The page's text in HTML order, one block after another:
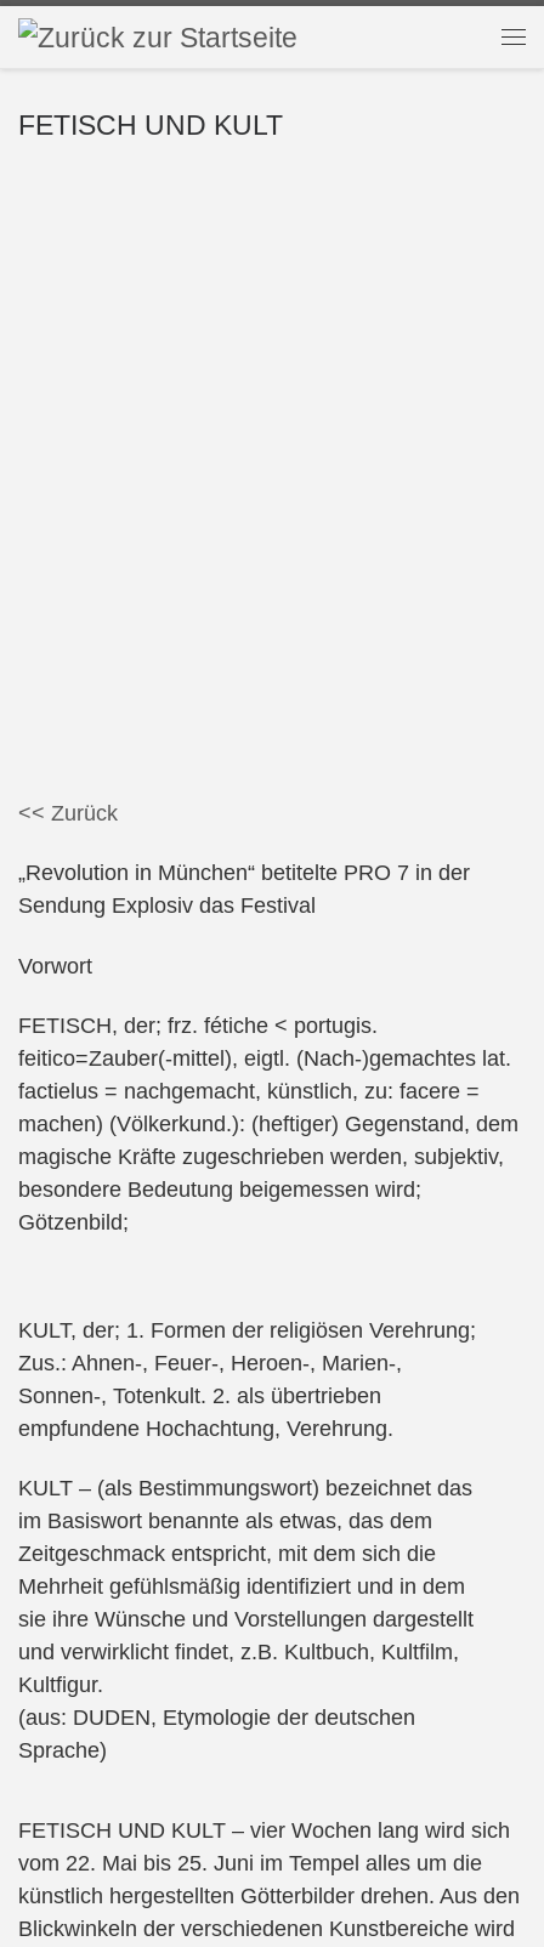
Zum Inhalt springen
FETISCH UND KULT
<< Zurück
„Revolution in München“ betitelte PRO 7 in der
Sendung Explosiv das Festival
Vorwort
FETISCH, der; frz. fétiche < portugis.
feitico=Zauber(-mittel), eigtl. (Nach-)gemachtes lat.
factielus = nachgemacht, künstlich, zu: facere =
machen) (Völkerkund.): (heftiger) Gegenstand, dem
magische Kräfte zugeschrieben werden, subjektiv,
besondere Bedeutung beigemessen wird;
Götzenbild;
KULT, der; 1. Formen der religiösen Verehrung;
Zus.: Ahnen-, Feuer-, Heroen-, Marien-,
Sonnen-, Totenkult. 2. als übertrieben
empfundene Hochachtung, Verehrung.
KULT – (als Bestimmungswort) bezeichnet das
im Basiswort benannte als etwas, das dem
Zeitgeschmack entspricht, mit dem sich die
Mehrheit gefühlsmäßig identifiziert und in dem
sie ihre Wünsche und Vorstellungen dargestellt
und verwirklicht findet, z.B. Kultbuch, Kultfilm,
Kultfigur.
(aus: DUDEN, Etymologie der deutschen
Sprache)
FETISCH UND KULT – vier Wochen lang wird sich
vom 22. Mai bis 25. Juni im Tempel alles um die
künstlich hergestellten Götterbilder drehen. Aus den
Blickwinkeln der verschiedenen Kunstbereiche wird